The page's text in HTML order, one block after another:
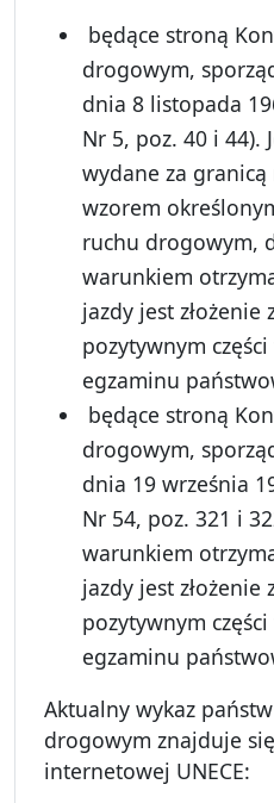
będące stroną
drogowym,
dnia 8 listopada
Nr 5, poz. 40 i 44).
wydane za
wzorem
ruchu drogowym,
warunkiem
jazdy jest złożenie
pozytywnym
egzaminu
będące stroną
drogowym,
dnia 19 września
Nr 54, poz. 321 i
warunkiem
jazdy jest złożenie
pozytywnym
egzaminu
Aktualny wykaz
drogowym znajduje
internetowej UNECE: